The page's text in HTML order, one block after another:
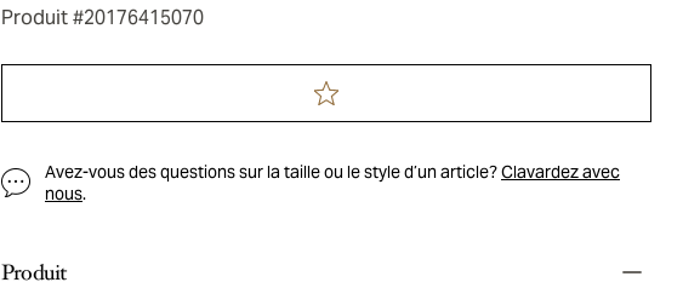
Produit #20176415070
Avez-vous des questions sur la taille ou le style d’un article?Clavardez avec
nous.
Produit